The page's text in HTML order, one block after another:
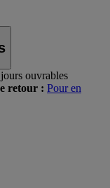
ouvrables
retour : Pour en